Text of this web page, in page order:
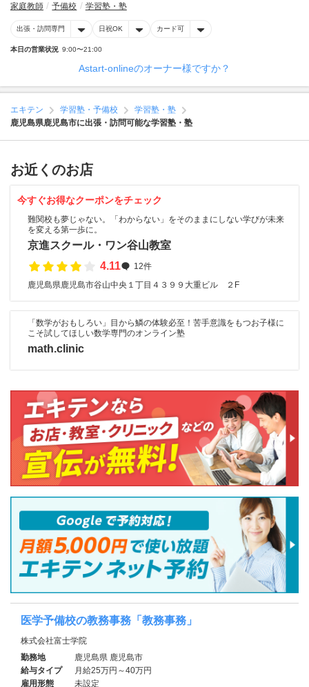
家庭教師 予備校 学習塾・塾
出張・訪問専門 日祝OK カード可
本日の営業状況 9:00〜21:00
Astart-onlineのオーナー様ですか？
エキテン 学習塾・予備校
学習塾・塾
鹿児島県鹿児島市に出張・訪問可能な学習塾・塾
お近くのお店
今すぐお得なクーポンをチェック
難関校も夢じゃない。「わからない」をそのままにしない学びが未来
を変える第一歩に。
京進スクール・ワン谷山教室
4.11
12件
鹿児島県鹿児島市谷山中央１丁目４３９９大重ビル ２F
「数学がおもしろい」目から鱗の体験必至！苦手意識をもつお子様に
こそ試してほしい数学専門のオンライン塾
math.clinic
医学予備校の教務事務「教務事務」
株式会社富士学院
勤務地
鹿児島県 鹿児島市
給与タイプ
月給25万円～40万円
雇用形態
未設定